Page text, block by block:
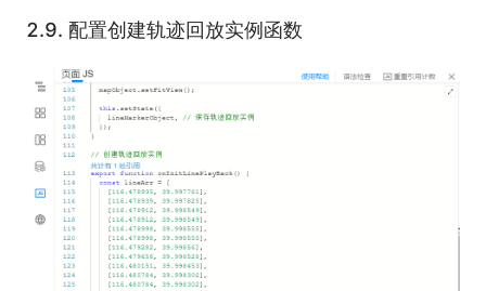
2.9. 配置创建轨迹回放实例函数